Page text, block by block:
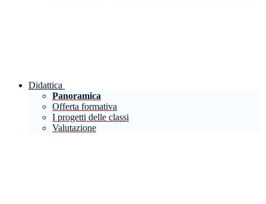
Didattica
Panoramica
Offerta formativa
I progetti delle classi
Valutazione